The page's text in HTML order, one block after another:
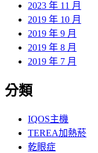
2023 年 11 月
2019 年 10 月
2019 年 9 月
2019 年 8 月
2019 年 7 月
分類
IQOS主機
TEREA加熱菸
乾眼症